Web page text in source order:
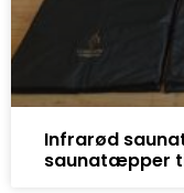
Infrarød
saunatæpper